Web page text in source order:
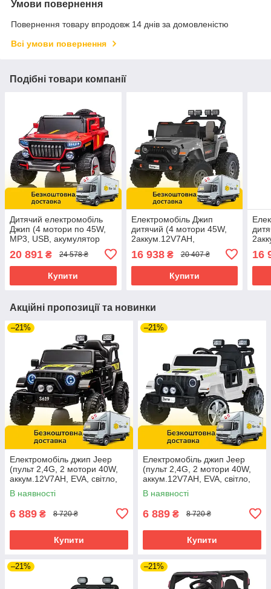
Умови повернення
Повернення товару впродовж 14 днів за домовленістю
Всі умови повернення
Подібні товари компанії
Дитячий електромобіль
Джип (4 мотори по 45W,
MP3, USB, акумулятор
Bambi M 5075EBLR-3
Червоний
20 891 ₴ 24 578 ₴
Купити
Електромобіль Джип
дитячий (4 мотори 45W,
2аккум.12V7AH,
підсвічування, пульт 2,4G)
Bambi M 6204EBLR-
11(24V) Сірий
16 938₴ 20 407 ₴
Купити
16
Акційні пропозиції та новинки
–21%
Електромобіль джип Jeep
(пульт 2,4G, 2 мотори 40W,
аккум.12V7AH, EVA, світло,
музика) M 5103EBLR-2
Чорний
В наявності
6 889 ₴ 8 720 ₴
Купити
–21%
Електромобіль джип Jeep
(пульт 2,4G, 2 мотори 40W,
аккум.12V7AH, EVA, світло,
музика) M 5103EBLR-1 Білий
В наявності
6 889 ₴ 8 720 ₴
Купити
–21% –21%